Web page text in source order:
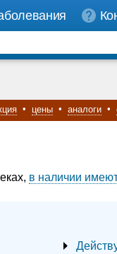
• цены • аналоги •
в наличии